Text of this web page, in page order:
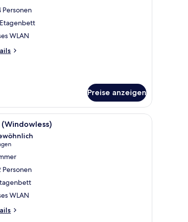
Personen
WLAN
Preise anzeigen
einem modernen Zimmer mit einem hölzernen Kopfteil. An
Ein kompaktes Hotelzimmer mit
Personen
WLAN